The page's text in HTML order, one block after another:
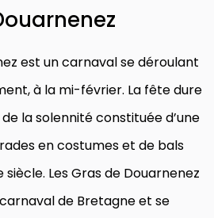
est un carnaval se déroulant
à la mi-février. La fête dure
la solennité constituée d’une
en costumes et de bals
Les Gras de Douarnenez
de Bretagne et se